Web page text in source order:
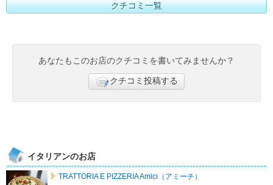
クチコミ一覧
あなたもこのお店のクチコミを書いてみませんか？
クチコミ投稿する
イタリアンのお店
TRATTORIA E PIZZERIA Amici（アミーチ）